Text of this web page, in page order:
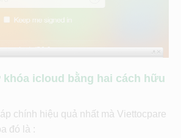
icloud bằng hai cách hữu
chính hiệu quả nhất mà Viettocpare
đó là :